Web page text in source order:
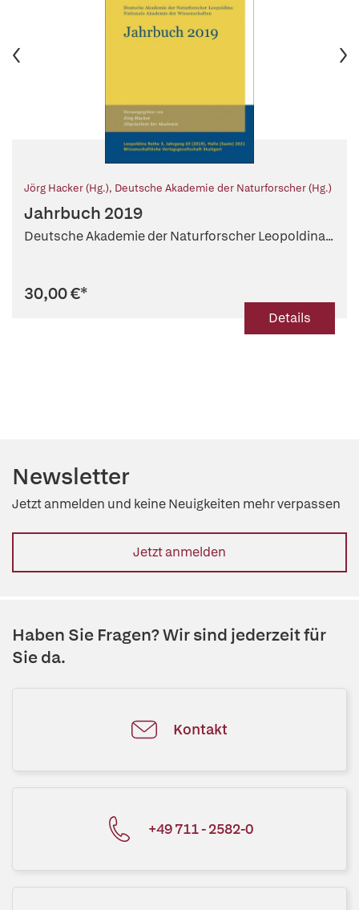
Jörg Hacker (Hg.), Deutsche Akademie der Naturforscher (Hg.)
Jahrbuch 2019
Deutsche Akademie der Naturforscher Leopoldina...
30,00 €*
Details
Newsletter
Jetzt anmelden und keine Neuigkeiten mehr verpassen
Jetzt anmelden
Haben Sie Fragen? Wir sind jederzeit für
Sie da.
Kontakt
+49 711 - 2582-0